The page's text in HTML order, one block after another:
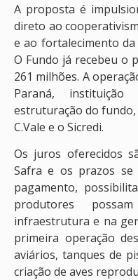
A proposta é
direto ao
e ao fortalecimento
O Fundo já recebeu o
261 milhões. A
Paraná, instituição
estruturação do
C.Vale e o Sicredi.
Os juros oferecidos
Safra e os prazos se
pagamento,
produtores
infraestrutura e na
primeira operação
aviários, tanques de
criação de aves